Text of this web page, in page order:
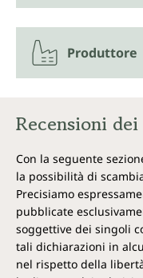
Il Panax Ginseng è
fisico e mentale.
apprezzato come
In effetti il Panax
adattogeno e un
Alternative
di Panax
Il ginseng è
fresca o essiccata,
capsule o
ginseng sono
— chiamata anche
delle sue foglie.
Produttore
Recensioni
Con la seguente
la possibilità di
Precisiamo
pubblicate
soggettive dei singoli
tali dichiarazioni in
nel rispetto della